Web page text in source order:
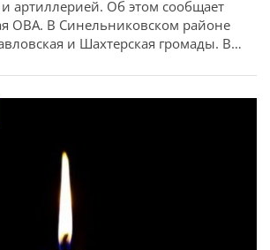
артиллерией. Об этом сообщает
ОВА. В Синельниковском районе
и Шахтерская громады. В
В Шахтерской громаде повреждено
здание. Люди не пострадали.